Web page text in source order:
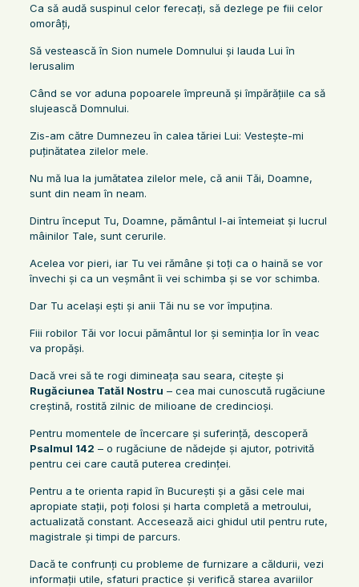
Ca să audă suspinul celor ferecaţi, să dezlege pe fiii celor
omorâţi,
Să vestească în Sion numele Domnului şi lauda Lui în
Ierusalim
Când se vor aduna popoarele împreună şi împărăţiile ca să
slujească Domnului.
Zis-am către Dumnezeu în calea tăriei Lui: Vesteşte-mi
puţinătatea zilelor mele.
Nu mă lua la jumătatea zilelor mele, că anii Tăi, Doamne,
sunt din neam în neam.
Dintru început Tu, Doamne, pământul l-ai întemeiat şi lucrul
mâinilor Tale, sunt cerurile.
Acelea vor pieri, iar Tu vei rămâne şi toţi ca o haină se vor
învechi şi ca un veşmânt îi vei schimba şi se vor schimba.
Dar Tu acelaşi eşti şi anii Tăi nu se vor împuţina.
Fiii robilor Tăi vor locui pământul lor şi seminţia lor în veac
va propăşi.
Dacă vrei să te rogi dimineața sau seara, citește și
Rugăciunea Tatăl Nostru – cea mai cunoscută rugăciune
creștină, rostită zilnic de milioane de credincioși.
Pentru momentele de încercare și suferință, descoperă
Psalmul 142 – o rugăciune de nădejde și ajutor, potrivită
pentru cei care caută puterea credinței.
Pentru a te orienta rapid în București și a găsi cele mai
apropiate stații, poți folosi și harta completă a metroului,
actualizată constant. Accesează aici ghidul util pentru rute,
magistrale și timpi de parcurs.
Dacă te confrunți cu probleme de furnizare a căldurii, vezi
informații utile, sfaturi practice și verifică starea avariilor